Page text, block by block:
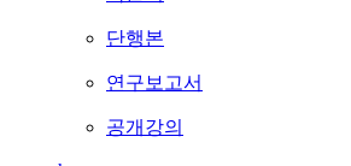
단행본
연구보고서
공개강의